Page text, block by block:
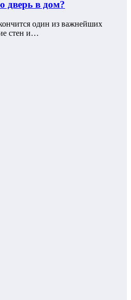
дверь в дом?
один из важнейших
стен и…